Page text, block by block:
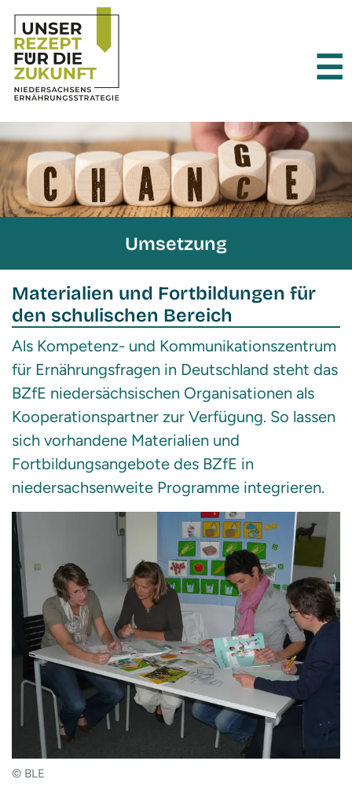
☰
Umsetzung
Materialien und Fortbildungen für
den schulischen Bereich
Als Kompetenz- und Kommunikationszentrum
für Ernährungsfragen in Deutschland steht das
BZfE niedersächsischen Organisationen als
Kooperationspartner zur Verfügung. So lassen
sich vorhandene Materialien und
Fortbildungsangebote des BZfE in
niedersachsenweite Programme integrieren.
© BLE